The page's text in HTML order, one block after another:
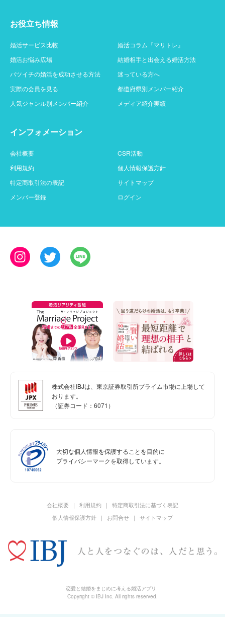
お役立ち情報
婚活サービス比較
婚活コラム『マリトレ』
婚活お悩み広場
結婚相手と出会える婚活方法
バツイチの婚活を成功させる方法
迷っている方へ
実際の会員を見る
都道府県別メンバー紹介
人気ジャンル別メンバー紹介
メディア紹介実績
インフォメーション
会社概要
CSR活動
利用規約
個人情報保護方針
特定商取引法の表記
サイトマップ
メンバー登録
ログイン
株式会社IBJは、東京証券取引所プライム市場に上場して
おります。
（証券コード：6071）
大切な個人情報を保護することを目的に
プライバシーマークを取得しています。
会社概要 利用規約
特定商取引法に基づく表記
個人情報保護方針
お問合せ サイトマップ
恋愛と結婚をまじめに考える婚活アプリ
Copyright © IBJ Inc. All rights reserved.